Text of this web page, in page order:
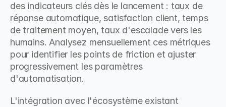
des indicateurs clés dès le lancement : taux de
réponse automatique, satisfaction client, temps
de traitement moyen, taux d'escalade vers les
humains. Analysez mensuellement ces métriques
pour identifier les points de friction et ajuster
progressivement les paramètres
d'automatisation.
L'intégration avec l'écosystème existant